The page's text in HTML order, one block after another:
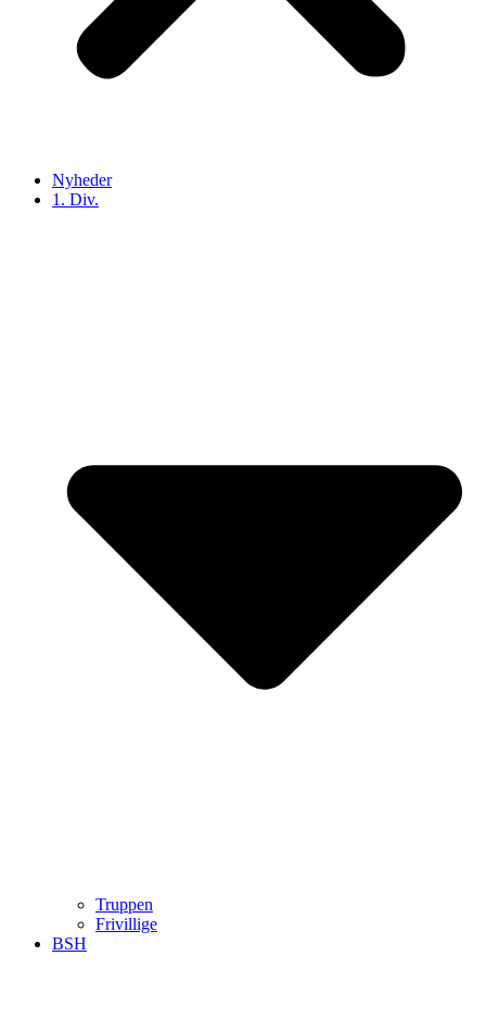
Nyheder
1. Div.
Truppen
Frivillige
BSH